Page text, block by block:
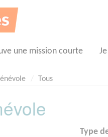
une mission courte
Tous
Type